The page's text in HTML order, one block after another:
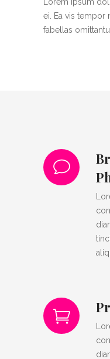
ei. Ea vis tempor
fabellas